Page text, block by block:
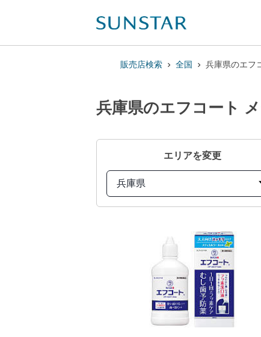
販売店検索 全国 兵庫県のエフ
兵庫県のエフコート
エリアを変更
兵庫県